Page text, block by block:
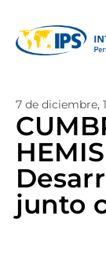
7 de diciembre,
junto